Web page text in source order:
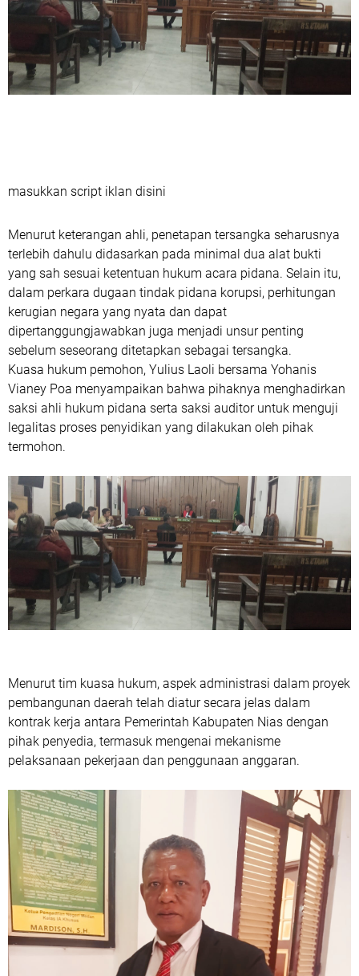
masukkan script iklan disini
Menurut keterangan ahli, penetapan tersangka seharusnya
terlebih dahulu didasarkan pada minimal dua alat bukti
yang sah sesuai ketentuan hukum acara pidana. Selain itu,
dalam perkara dugaan tindak pidana korupsi, perhitungan
kerugian negara yang nyata dan dapat
dipertanggungjawabkan juga menjadi unsur penting
sebelum seseorang ditetapkan sebagai tersangka.
Kuasa hukum pemohon, Yulius Laoli bersama Yohanis
Vianey Poa menyampaikan bahwa pihaknya menghadirkan
saksi ahli hukum pidana serta saksi auditor untuk menguji
legalitas proses penyidikan yang dilakukan oleh pihak
termohon.
Menurut tim kuasa hukum, aspek administrasi dalam proyek
pembangunan daerah telah diatur secara jelas dalam
kontrak kerja antara Pemerintah Kabupaten Nias dengan
pihak penyedia, termasuk mengenai mekanisme
pelaksanaan pekerjaan dan penggunaan anggaran.